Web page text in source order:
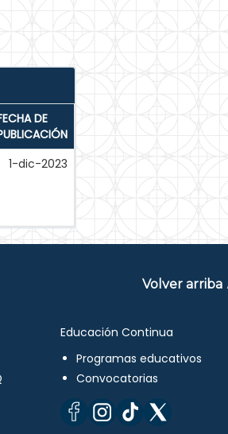
DE
1-dic-2023
Volver arriba
Educación Continua
Programas educativos
Convocatorias